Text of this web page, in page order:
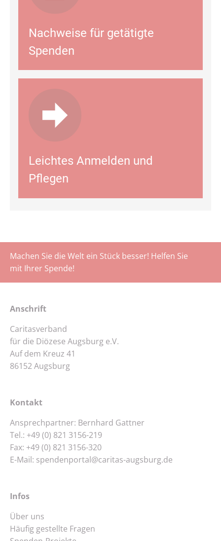
Nachweise für getätigte
Spenden
Leichtes Anmelden und
Pflegen
Machen Sie die Welt ein Stück besser! Helfen Sie
mit Ihrer Spende!
Anschrift
Caritasverband
für die Diözese Augsburg e.V.
Auf dem Kreuz 41
86152 Augsburg
Kontakt
Ansprechpartner: Bernhard Gattner
Tel.: +49 (0) 821 3156-219
Fax: +49 (0) 821 3156-320
E-Mail: spendenportal@caritas-augsburg.de
Infos
Über uns
Häufig gestellte Fragen